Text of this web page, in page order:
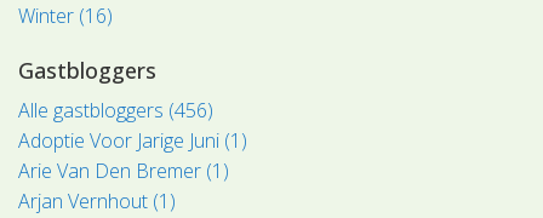
Winter (16)
Gastbloggers
Alle gastbloggers (456)
Adoptie Voor Jarige Juni (1)
Arie Van Den Bremer (1)
Arjan Vernhout (1)